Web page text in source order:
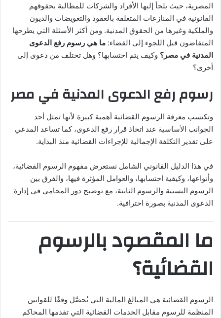
ل
ك
ت
ر
و
ا
المصرية، حيث يلجأ إليها الأفراد والشركات للمطالبة بحقوقهم
القانونية في المنازعات المتعلقة بالعقود والتعويضات والديون
والملكية وغيرها من الحقوق المدنية. ومن أكثر الأسئلة التي يطرحها
المتقاضون قبل اللجوء إلى القضاء: ما هي رسوم رفع الدعوى
المدنية في مصر؟ وكيف يتم احتسابها؟ وهل تختلف من دعوى إلى
أخرى؟
رسوم رفع الدعوى المدنية في مصر
وتكتسب معرفة الرسوم القضائية أهمية كبيرة لأنها تمثل أحد
الجوانب الأساسية عند اتخاذ قرار رفع الدعوى، كما تساعد المدعي
على تقدير التكلفة الإجمالية للإجراءات القضائية منذ البداية.
في هذا الدليل القانوني الشامل نستعرض مفهوم الرسوم القضائية،
وأنواعها، وكيفية احتسابها، والعوامل المؤثرة فيها، والفرق بين
الرسوم النسبية والرسوم الثابتة، مع توضيح دور المحامي في إدارة
الدعوى المدنية بصورة احترافية.
ما المقصود بالرسوم
القضائية؟
الرسوم القضائية هي المبالغ المالية التي تُحصَّل وفقًا للقوانين
المنظمة للرسوم مقابل الخدمات القضائية التي تقدمها المحاكم